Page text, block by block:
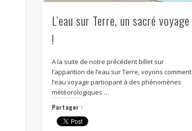
L’eau sur Terre, un sacré voyage
!
A la suite de notre précédent billet sur
l’apparition de l’eau sur Terre, voyons comment
l’eau voyage participant à des phénomènes
météorologiques …
Partager :